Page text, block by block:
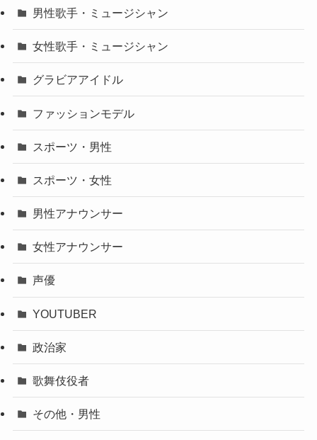
男性歌手・ミュージシャン
女性歌手・ミュージシャン
グラビアアイドル
ファッションモデル
スポーツ・男性
スポーツ・女性
男性アナウンサー
女性アナウンサー
声優
YOUTUBER
政治家
歌舞伎役者
その他・男性